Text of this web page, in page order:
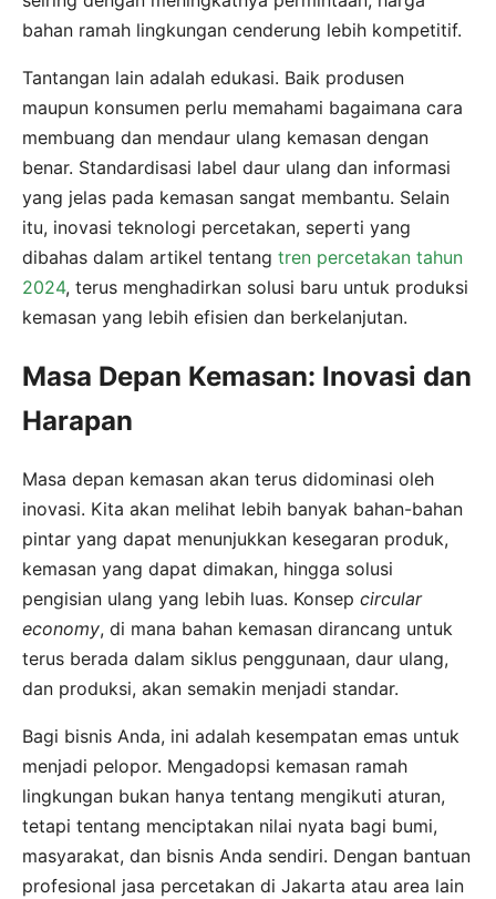
bahan ramah lingkungan cenderung lebih kompetitif.
Tantangan lain adalah edukasi. Baik produsen
maupun konsumen perlu memahami bagaimana cara
membuang dan mendaur ulang kemasan dengan
benar. Standardisasi label daur ulang dan informasi
yang jelas pada kemasan sangat membantu. Selain
itu, inovasi teknologi percetakan, seperti yang
dibahas dalam artikel tentang tren percetakan tahun
2024, terus menghadirkan solusi baru untuk produksi
kemasan yang lebih efisien dan berkelanjutan.
Masa Depan Kemasan: Inovasi dan
Harapan
Masa depan kemasan akan terus didominasi oleh
inovasi. Kita akan melihat lebih banyak bahan-bahan
pintar yang dapat menunjukkan kesegaran produk,
kemasan yang dapat dimakan, hingga solusi
pengisian ulang yang lebih luas. Konsep circular
economy, di mana bahan kemasan dirancang untuk
terus berada dalam siklus penggunaan, daur ulang,
dan produksi, akan semakin menjadi standar.
Bagi bisnis Anda, ini adalah kesempatan emas untuk
menjadi pelopor. Mengadopsi kemasan ramah
lingkungan bukan hanya tentang mengikuti aturan,
tetapi tentang menciptakan nilai nyata bagi bumi,
masyarakat, dan bisnis Anda sendiri. Dengan bantuan
profesional jasa percetakan di Jakarta atau area lain